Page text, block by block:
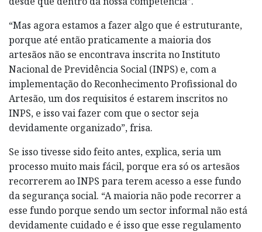
“Mas agora estamos a fazer algo que é estruturante,
porque até então praticamente a maioria dos
artesãos não se encontrava inscrita no Instituto
Nacional de Previdência Social (INPS) e, com a
implementação do Reconhecimento Profissional do
Artesão, um dos requisitos é estarem inscritos no
INPS, e isso vai fazer com que o sector seja
devidamente organizado”, frisa.
Se isso tivesse sido feito antes, explica, seria um
processo muito mais fácil, porque era só os artesãos
recorrerem ao INPS para terem acesso a esse fundo
da segurança social. “A maioria não pode recorrer a
esse fundo porque sendo um sector informal não está
devidamente cuidado e é isso que esse regulamento